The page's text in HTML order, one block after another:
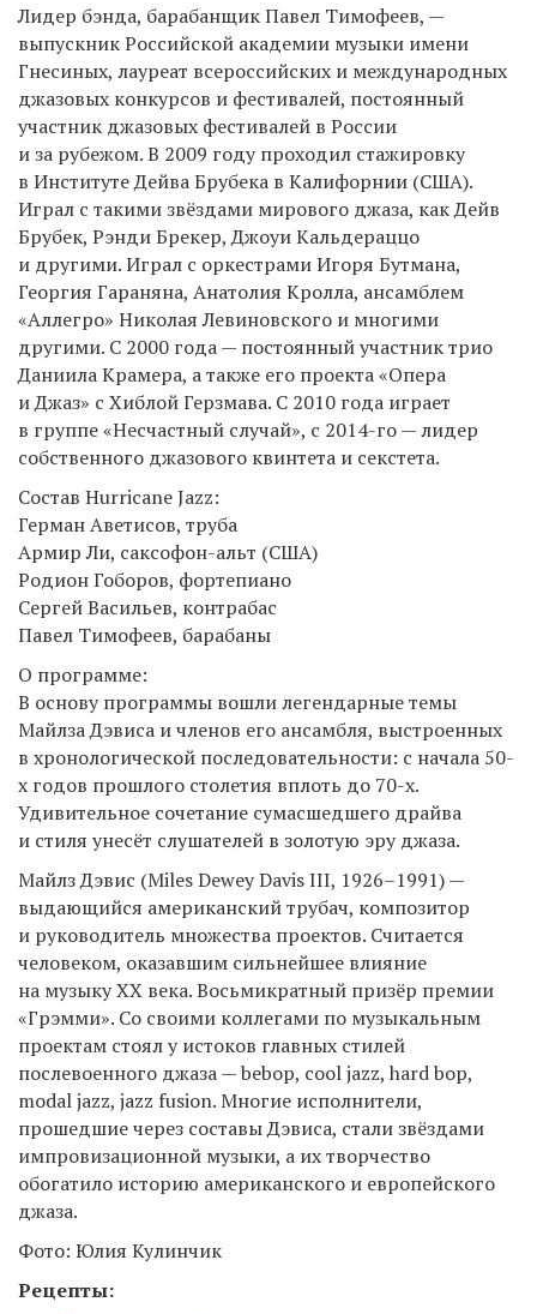
Лидер бэнда, барабанщик Павел Тимофеев, —
выпускник Российской академии музыки имени
Гнесиных, лауреат всероссийских и международных
джазовых конкурсов и фестивалей, постоянный
участник джазовых фестивалей в России
и за рубежом. В 2009 году проходил стажировку
в Институте Дейва Брубека в Калифорнии (США).
Играл с такими звёздами мирового джаза, как Дейв
Брубек, Рэнди Брекер, Джоуи Кальдераццо
и другими. Играл с оркестрами Игоря Бутмана,
Георгия Гараняна, Анатолия Кролла, ансамблем
«Аллегро» Николая Левиновского и многими
другими. С 2000 года — постоянный участник трио
Даниила Крамера, а также его проекта «Опера
и Джаз» с Хиблой Герзмава. С 2010 года играет
в группе «Несчастный случай», с 2014-го — лидер
собственного джазового квинтета и секстета.
Состав Hurricane Jazz:
Герман Аветисов, труба
Армир Ли, саксофон-альт (США)
Родион Гоборов, фортепиано
Сергей Васильев, контрабас
Павел Тимофеев, барабаны
О программе:
В основу программы вошли легендарные темы
Майлза Дэвиса и членов его ансамбля, выстроенных
в хронологической последовательности: с начала 50-
х годов прошлого столетия вплоть до 70-х.
Удивительное сочетание сумасшедшего драйва
и стиля унесёт слушателей в золотую эру джаза.
Майлз Дэвис (Miles Dewey Davis III, 1926–1991) —
выдающийся американский трубач, композитор
и руководитель множества проектов. Считается
человеком, оказавшим сильнейшее влияние
на музыку XX века. Восьмикратный призёр премии
«Грэмми». Со своими коллегами по музыкальным
проектам стоял у истоков главных стилей
послевоенного джаза — bebop, cool jazz, hard bop,
modal jazz, jazz fusion. Многие исполнители,
прошедшие через составы Дэвиса, стали звёздами
импровизационной музыки, а их творчество
обогатило историю американского и европейского
джаза.
Фото: Юлия Кулинчик
Рецепты: